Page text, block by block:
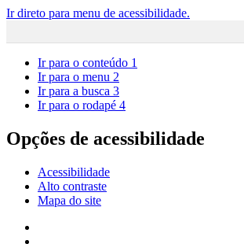
Ir direto para menu de acessibilidade.
Ir para o conteúdo 1
Ir para o menu 2
Ir para a busca 3
Ir para o rodapé 4
Opções de acessibilidade
Acessibilidade
Alto contraste
Mapa do site